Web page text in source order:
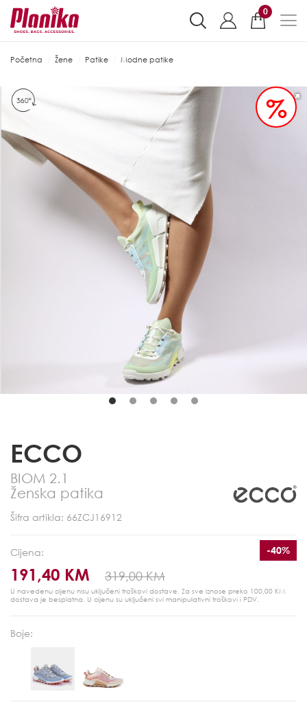
0
Početna Žene Patike Modne patike
%
ECCO
BIOM 2.1
Ženska patika
Šifra artikla: 66ZCJ16912
Cijena:
191,40 KM 319,00 KM
-40%
U navedenu cijenu nisu uključeni troškovi dostave. Za sve iznose preko 100,00 KM
dostava je besplatna. U cijenu su uključeni svi manipulativni troškovi i PDV.
Boje: